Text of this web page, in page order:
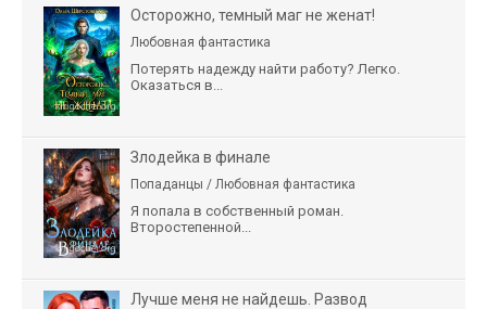
Осторожно, темный маг не женат!
Любовная фантастика
Потерять надежду найти работу? Легко.
Оказаться в...
Злодейка в финале
Попаданцы / Любовная фантастика
Я попала в собственный роман.
Второстепенной...
Лучше меня не найдешь. Развод